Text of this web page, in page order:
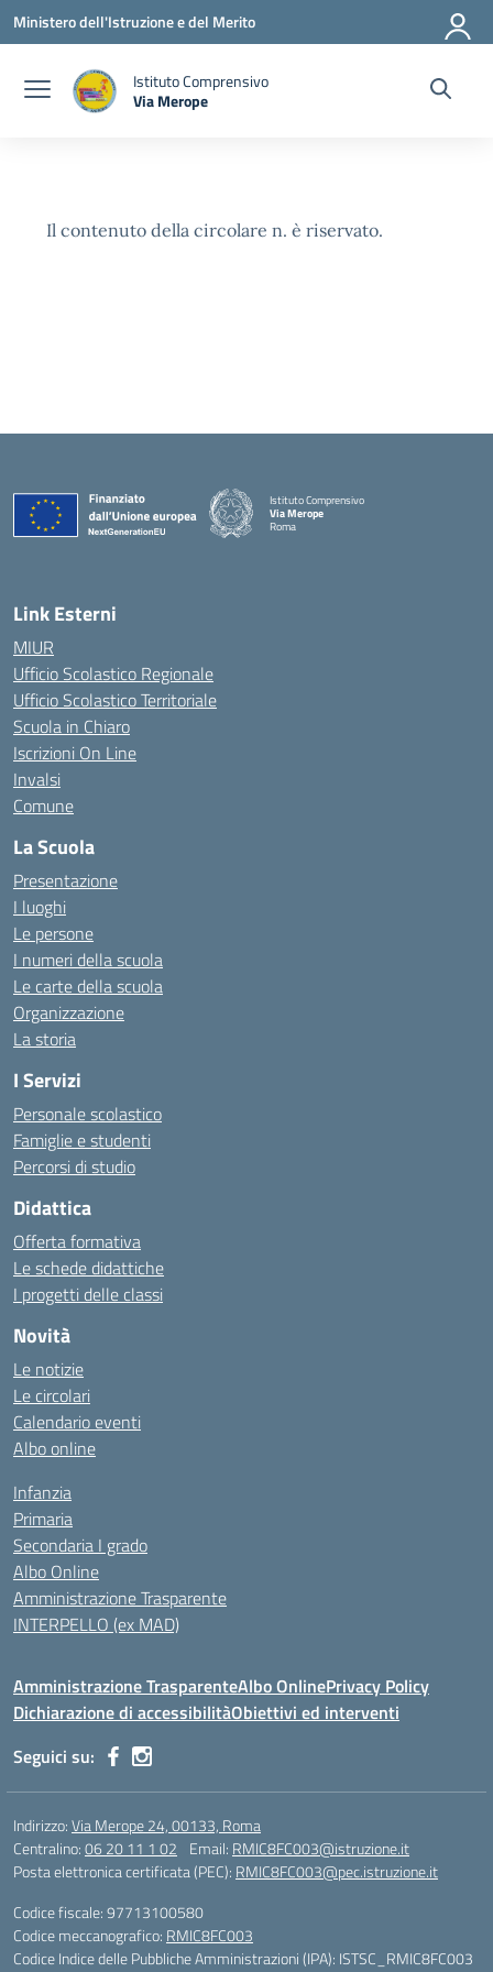
Vai ai contenuti
Vai al menu di navigazione
Vai al footer
Ministero dell'Istruzione e del Merito
Istituto Comprensivo
Via Merope
Il contenuto della circolare n. è riservato.
Istituto Comprensivo
Via Merope
Roma
Link Esterni
MIUR
Ufficio Scolastico Regionale
Ufficio Scolastico Territoriale
Scuola in Chiaro
Iscrizioni On Line
Invalsi
Comune
La Scuola
Presentazione
I luoghi
Le persone
I numeri della scuola
Le carte della scuola
Organizzazione
La storia
I Servizi
Personale scolastico
Famiglie e studenti
Percorsi di studio
Didattica
Offerta formativa
Le schede didattiche
I progetti delle classi
Novità
Le notizie
Le circolari
Calendario eventi
Albo online
Infanzia
Primaria
Secondaria I grado
Albo Online
Amministrazione Trasparente
INTERPELLO (ex MAD)
Amministrazione TrasparenteAlbo OnlinePrivacy Policy
Dichiarazione di accessibilitàObiettivi ed interventi
Seguici su:
Indirizzo:Via Merope 24, 00133, Roma
Centralino:06 20 11 1 02 Email: RMIC8FC003@istruzione.it
Posta elettronica certificata (PEC): RMIC8FC003@pec.istruzione.it
Codice fiscale: 97713100580
Codice meccanografico: RMIC8FC003
Codice Indice delle Pubbliche Amministrazioni (IPA): ISTSC_RMIC8FC003